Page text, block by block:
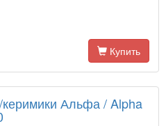
Купить
Альфа / Alpha